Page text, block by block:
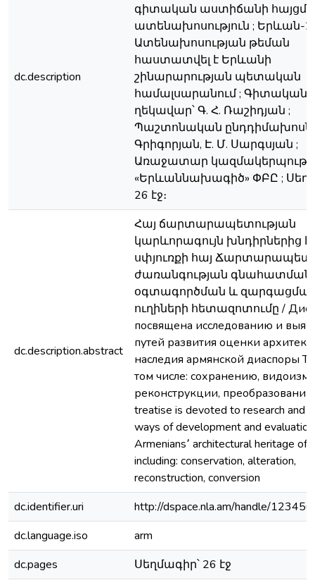
dc.description
գիտական աստիճանի
ատենախոսություն ; Երևան-
Ատենախոսության թեման
հաստատվել է Երևանի
շինարարության պետական
համալսարանում ; Գիտական
ղեկավար՝ Գ. Հ. Ռաշիդյան ;
Պաշտոնական
Գրիգորյան, Է. Մ. Սարգսյան ;
Առաջատար
«Երևաննախագիծ» ՓԲԸ ;
26 էջ։
dc.description.abstract
Հայ ճարտարապետության
կարևորագույն խնդիրներից է
սփյուռքի հայ
ժառանգության գնահատման,
օգտագործման և
ուղիների հետազոտումը /
посвящена исследованию и
путей развития оценки
наследия армянской диаспоры
том числе: сохранению,
реконструкции,
treatise is devoted to research and
ways of development and
Armenians՚ architectural heritage of
including: conservation, alteration,
reconstruction, conversion
dc.identifier.uri
http://dspace.nla.am/handle/
dc.language.iso
arm
dc.pages
Սեղմագիր՝ 26 էջ